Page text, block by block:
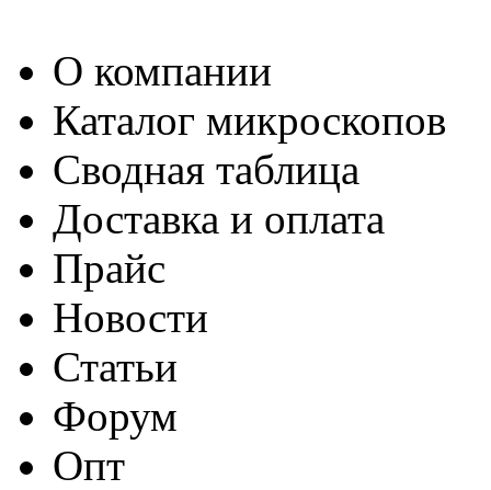
О компании
Каталог микроскопов
Сводная таблица
Доставка и оплата
Прайс
Новости
Статьи
Форум
Опт